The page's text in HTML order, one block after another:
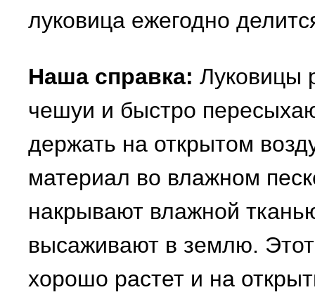
луковица ежегодно
Наша справка: Луковицы
чешуи и быстро
держать на открытом
материал во влажном
накрывают влажной
высаживают в землю.
хорошо растет и на